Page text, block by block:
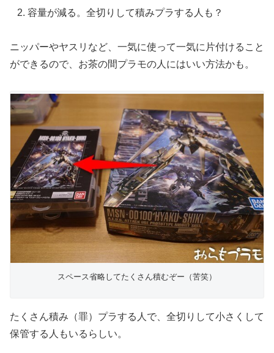
容量が減る。全切りして積みプラする人も？
ニッパーやヤスリなど、一気に使って一気に片付けること
ができるので、お茶の間プラモの人にはいい方法かも。
スペース省略してたくさん積むぞー（苦笑）
たくさん積み（罪）プラする人で、全切りして小さくして
保管する人もいるらしい。